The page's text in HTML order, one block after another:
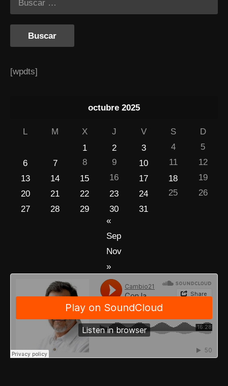
[wpdts]
octubre 2025
L M X J V S
D
1
2 3 4
5
6
7 8 9 10 11
12
13
14 15 16 17 18
19
20
21 22 23 24 25
26
27
28 29 30
31
«
Sep
Nov
»